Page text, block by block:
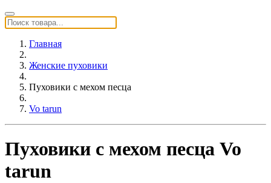
Главная
Женские пуховики
Пуховики с мехом песца
Vo tarun
Пуховики с мехом песца Vo
tarun